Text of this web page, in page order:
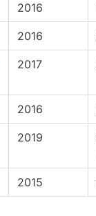
2016
2016
2017
2016
2019
2015